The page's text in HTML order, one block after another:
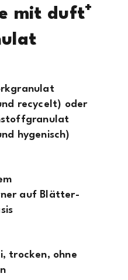
mit duft+
recycelt) oder
hygenisch)
auf Blätter-
trocken, ohne